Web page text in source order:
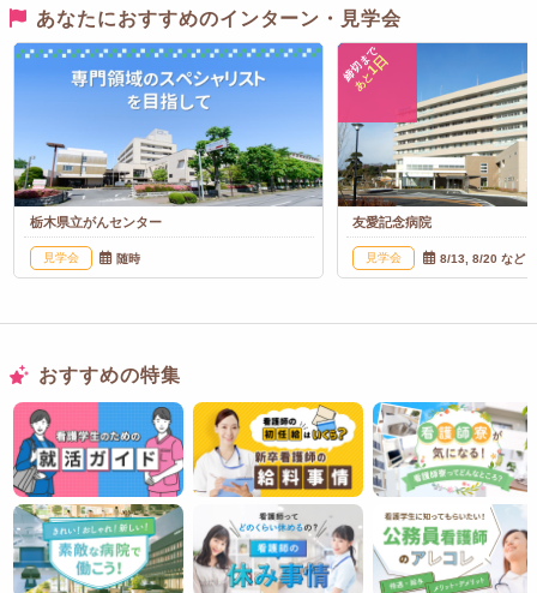
あなたにおすすめのインターン・見学会
栃木県立がんセンター
見学会 随時
締切まで
あと
1日
友愛記念病院
見学会 8/13, 8/20 など
おすすめの特集